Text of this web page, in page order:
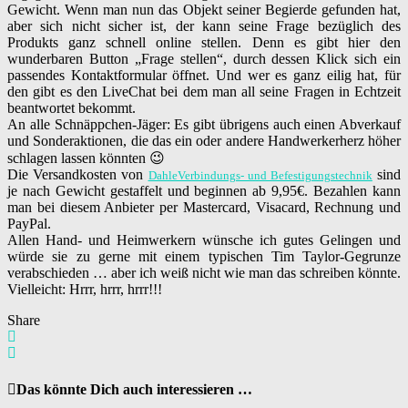
Gewicht. Wenn man nun das Objekt seiner Begierde gefunden hat,
aber sich nicht sicher ist, der kann seine Frage bezüglich des
Produkts ganz schnell online stellen. Denn es gibt hier den
wunderbaren Button „Frage stellen“, durch dessen Klick sich ein
passendes Kontaktformular öffnet. Und wer es ganz eilig hat, für
den gibt es den LiveChat bei dem man all seine Fragen in Echtzeit
beantwortet bekommt.
An alle Schnäppchen-Jäger: Es gibt übrigens auch einen Abverkauf
und Sonderaktionen, die das ein oder andere Handwerkerherz höher
schlagen lassen könnten 😉
Die Versandkosten von DahleVerbindungs- und Befestigungstechniksind
je nach Gewicht gestaffelt und beginnen ab 9,95€. Bezahlen kann
man bei diesem Anbieter per Mastercard, Visacard, Rechnung und
PayPal.
Allen Hand- und Heimwerkern wünsche ich gutes Gelingen und
würde sie zu gerne mit einem typischen Tim Taylor-Gegrunze
verabschieden … aber ich weiß nicht wie man das schreiben könnte.
Vielleicht: Hrrr, hrrr, hrrr!!!
Share
Das könnte Dich auch interessieren …